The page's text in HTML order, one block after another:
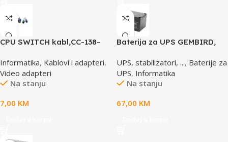
CPU SWITCH kabl,CC-138-
Informatika, Kablovi i adapteri,
Video adapteri
Na stanju
7,00 KM
Baterija za UPS GEMBIRD,
UPS, stabilizatori, ..., Baterije za
UPS, Informatika
Na stanju
67,00 KM